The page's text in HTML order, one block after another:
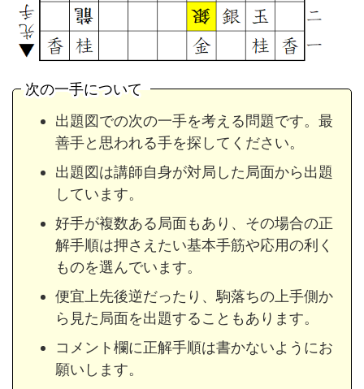
次の一手について
出題図での次の一手を考える問題です。最
善手と思われる手を探してください。
出題図は講師自身が対局した局面から出題
しています。
好手が複数ある局面もあり、その場合の正
解手順は押さえたい基本手筋や応用の利く
ものを選んでいます。
便宜上先後逆だったり、駒落ちの上手側か
ら見た局面を出題することもあります。
コメント欄に正解手順は書かないようにお
願いします。